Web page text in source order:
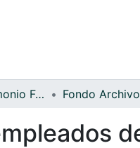
Archivo del Patrimonio Fotográfico y Fílmico del Valle del Cauca